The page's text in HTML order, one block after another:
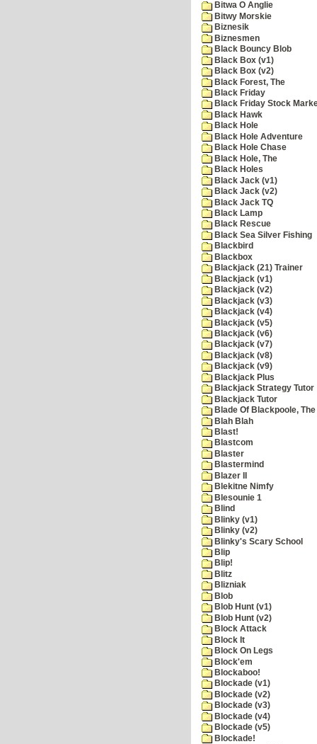
Bitwa O Anglie
Bitwy Morskie
Biznesik
Biznesmen
Black Bouncy Blob
Black Box (v1)
Black Box (v2)
Black Forest, The
Black Friday
Black Friday Stock
Black Hawk
Black Hole
Black Hole Adventure
Black Hole Chase
Black Hole, The
Black Holes
Black Jack (v1)
Black Jack (v2)
Black Jack TQ
Black Lamp
Black Rescue
Black Sea Silver Fishing
Blackbird
Blackbox
Blackjack (21) Trainer
Blackjack (v1)
Blackjack (v2)
Blackjack (v3)
Blackjack (v4)
Blackjack (v5)
Blackjack (v6)
Blackjack (v7)
Blackjack (v8)
Blackjack (v9)
Blackjack Plus
Blackjack Strategy Tutor
Blackjack Tutor
Blade Of Blackpoole, The
Blah Blah
Blast!
Blastcom
Blaster
Blastermind
Blazer II
Blekitne Nimfy
Blesounie 1
Blind
Blinky (v1)
Blinky (v2)
Blinky's Scary School
Blip
Blip!
Blitz
Blizniak
Blob
Blob Hunt (v1)
Blob Hunt (v2)
Block Attack
Block It
Block On Legs
Block'em
Blockaboo!
Blockade (v1)
Blockade (v2)
Blockade (v3)
Blockade (v4)
Blockade (v5)
Blockade!